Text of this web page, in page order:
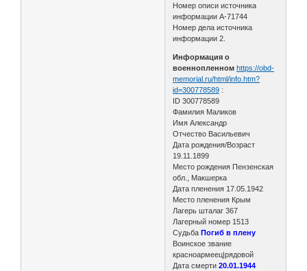
Номер описи источника
информации A-71744
Номер дела источника
информации 2.
Информация о
военнопленном https://obd-
memorial.ru/html/info.htm?
id=300778589 :
ID 300778589
Фамилия Маликов
Имя Александр
Отчество Васильевич
Дата рождения/Возраст
19.11.1899
Место рождения Пензенская
обл., Макшерка
Дата пленения 17.05.1942
Место пленения Крым
Лагерь шталаг 367
Лагерный номер 1513
СудьбаПогиб в плену
Воинское звание
красноармеец|рядовой
Дата смерти 20.01.1944